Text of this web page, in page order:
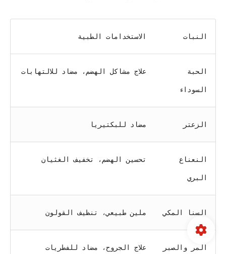
النبات الاستخدامات الطبية
الحبة
السوداء
علاج مشاكل الهضم، مضاد للالتهابات
الزعتر مضاد للبكتيريا
النعناع
البري
تحسين الهضم، تخفيف الغثيان
السنا المكي ملين طبيعي، تنظيف القولون
المر والصبر علاج الجروح، مضاد للفطريات